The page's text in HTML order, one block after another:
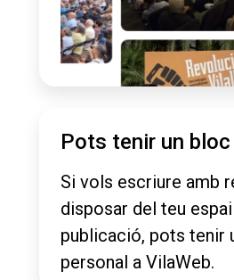
Pots tenir un
Si vols escriure amb
disposar del teu
publicació, pots tenir
personal a VilaWeb.